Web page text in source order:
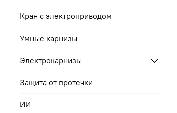
Кран с электроприводом
Умные карнизы
Электрокарнизы
Защита от протечки
ИИ